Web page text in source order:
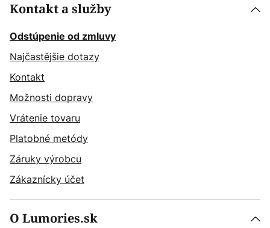
Kontakt a služby
Odstúpenie od zmluvy
Najčastějšie dotazy
Kontakt
Možnosti dopravy
Vrátenie tovaru
Platobné metódy
Záruky výrobcu
Zákaznícky účet
O Lumories.sk